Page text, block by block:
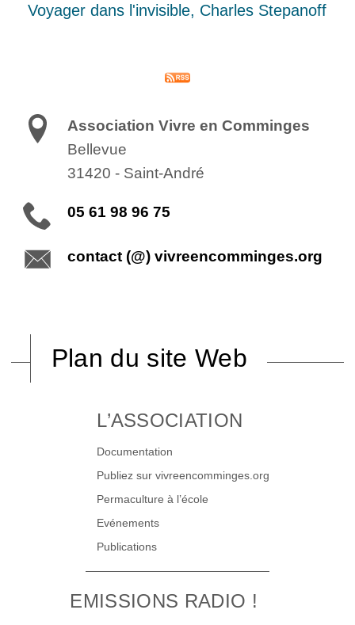
Voyager dans l'invisible, Charles Stepanoff
Association Vivre en Comminges
Bellevue
31420 - Saint-André
05 61 98 96 75
contact (@) vivreencomminges.org
Plan du site Web
L’ASSOCIATION
Documentation
Publiez sur vivreencomminges.org
Permaculture à l’école
Evénements
Publications
EMISSIONS RADIO !